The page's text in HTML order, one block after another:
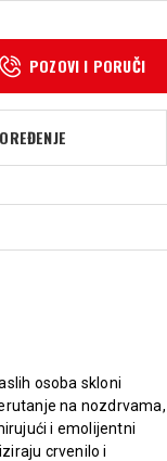
POZOVI I PORUČI
osoba skloni
na nozdrvama,
i emolijentni
crvenilo i